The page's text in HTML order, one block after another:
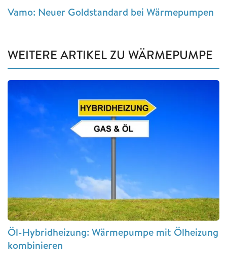
Vamo: Neuer Goldstandard bei Wärmepumpen
WEITERE ARTIKEL ZU WÄRMEPUMPE
Öl-Hybridheizung: Wärmepumpe mit Ölheizung
kombinieren